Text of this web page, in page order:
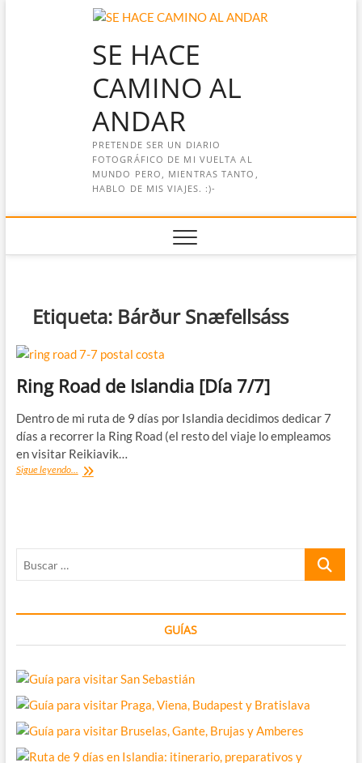
SE HACE
CAMINO AL
ANDAR
PRETENDE SER UN DIARIO
FOTOGRÁFICO DE MI VUELTA AL
MUNDO PERO, MIENTRAS TANTO,
HABLO DE MIS VIAJES. :)-
Etiqueta: Bárður Snæfellsáss
Ring Road de Islandia [Día 7/7]
Dentro de mi ruta de 9 días por Islandia decidimos dedicar 7
días a recorrer la Ring Road (el resto del viaje lo empleamos
en visitar Reikiavik…
Sigue leyendo... Ring
Buscar
GUÍAS